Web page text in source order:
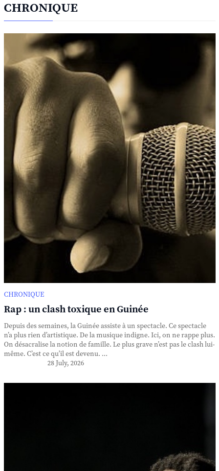
CHRONIQUE
CHRONIQUE
Rap : un clash toxique en Guinée
Depuis des semaines, la Guinée assiste à un spectacle. Ce spectacle
n’a plus rien d’artistique. De la musique indigne. Ici, on ne rappe plus.
On désacralise la notion de famille. Le plus grave n’est pas le clash lui-
même. C’est ce qu’il est devenu. ...
28 July, 2026